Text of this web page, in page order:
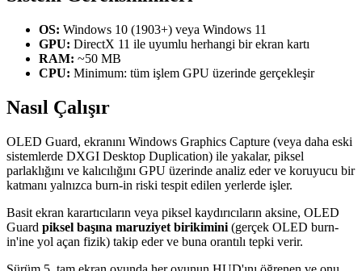
OS: Windows 10 (1903+) veya Windows 11
GPU: DirectX 11 ile uyumlu herhangi bir ekran kartı
RAM: ~50 MB
CPU: Minimum: tüm işlem GPU üzerinde gerçekleşir
Nasıl Çalışır
OLED Guard, ekranını Windows Graphics Capture (veya daha eski
sistemlerde DXGI Desktop Duplication) ile yakalar, piksel
parlaklığını ve kalıcılığını GPU üzerinde analiz eder ve koruyucu bir
katmanı yalnızca burn-in riski tespit edilen yerlerde işler.
Basit ekran karartıcıların veya piksel kaydırıcıların aksine, OLED
Guard piksel başına maruziyet birikimini (gerçek OLED burn-
in'ine yol açan fizik) takip eder ve buna orantılı tepki verir.